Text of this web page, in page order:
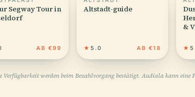
Segway Tour in
AB €99
Altstadt-guide
★ 5.0 AB €18
&
★
werden beim Bezahlvorgang bestätigt. Audiala kann eine